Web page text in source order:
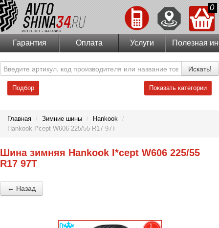
0
Гарантия Оплата Услуги Полезная
Искать!
Подбор Показать категории
Главная / Зимние шины / Hankook /
Hankook I*cept W606 225/55 R17 97T
Шина зимняя Hankook I*cept W606 225/55
R17 97T
← Назад